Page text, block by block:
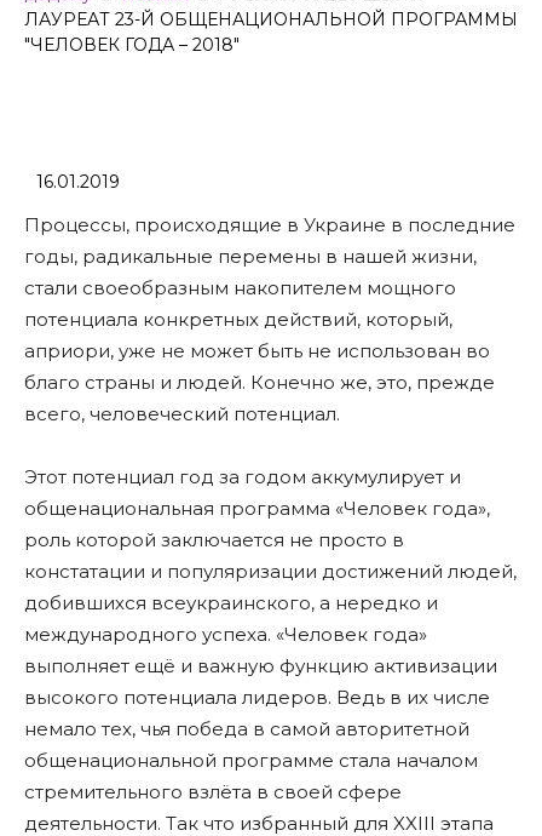
ЛАУРЕАТ 23-Й ОБЩЕНАЦИОНАЛЬНОЙ ПРОГРАММЫ
"ЧЕЛОВЕК ГОДА – 2018"
16.01.2019
Процессы, происходящие в Украине в последние
годы, радикальные перемены в нашей жизни,
стали своеобразным накопителем мощного
потенциала конкретных действий, который,
априори, уже не может быть не использован во
благо страны и людей. Конечно же, это, прежде
всего, человеческий потенциал.
Этот потенциал год за годом аккумулирует и
общенациональная программа «Человек года»,
роль которой заключается не просто в
констатации и популяризации достижений людей,
добившихся всеукраинского, а нередко и
международного успеха. «Человек года»
выполняет ещё и важную функцию активизации
высокого потенциала лидеров. Ведь в их числе
немало тех, чья победа в самой авторитетной
общенациональной программе стала началом
стремительного взлёта в своей сфере
деятельности. Так что избранный для XXIII этапа